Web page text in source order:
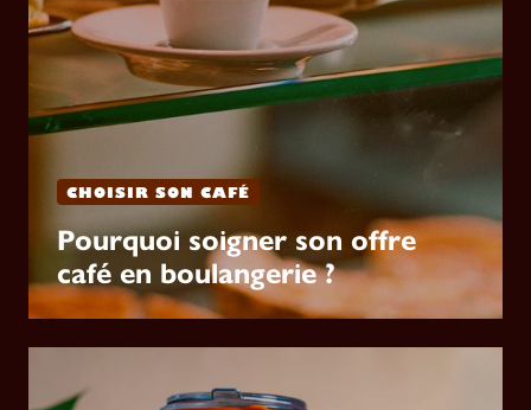
CHOISIR SON CAFÉ
Pourquoi soigner son offre
café en boulangerie ?